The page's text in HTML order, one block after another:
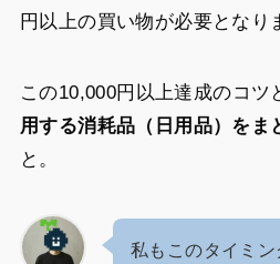
円以上の買い物が必要となり
この10,000円以上達成のコツ
用する消耗品（日用品）をま
と。
私もこのタイミ